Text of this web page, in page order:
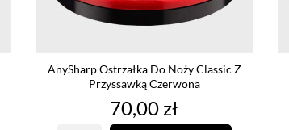
AnySharp Ostrzałka Do Noży Classic Z
Przyssawką Czerwona
Cena
70,00 zł